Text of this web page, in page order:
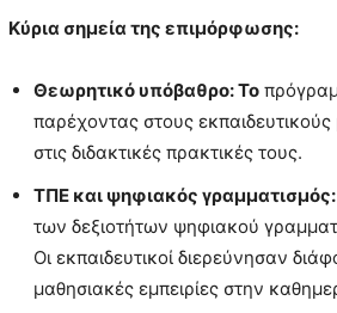
Κύρια σημεία της επιμόρφωσης:
Θεωρητικό υπόβαθρο: Το
παρέχοντας στους
στις διδακτικές πρακτικές τους.
ΤΠΕ και ψηφιακός γραμματισμός:
των δεξιοτήτων ψηφιακού
Οι εκπαιδευτικοί διερεύνησαν
μαθησιακές εμπειρίες στην